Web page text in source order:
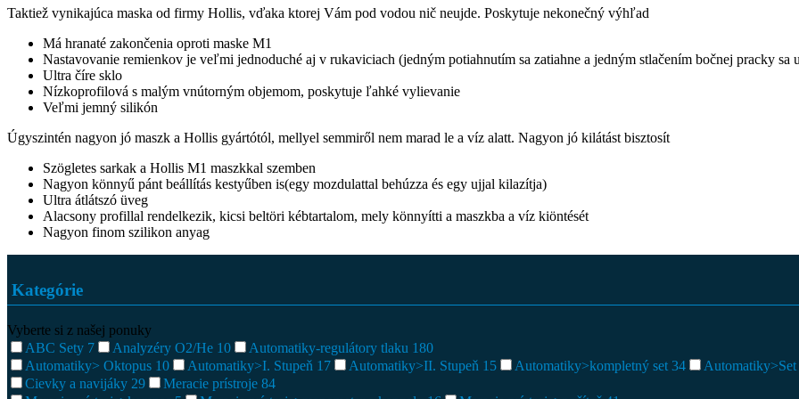
Taktiež vynikajúca maska od firmy Hollis, vďaka ktorej Vám pod vodou nič neujde. Poskytuje nekonečný výhľad
Má hranaté zakončenia oproti maske M1
Nastavovanie remienkov je veľmi jednoduché aj v rukaviciach (jedným potiahnutím sa zatiahne a jedným stlačením bočnej pracky sa
Ultra číre sklo
Nízkoprofilová s malým vnútorným objemom, poskytuje ľahké vylievanie
Veľmi jemný silikón
Úgyszintén nagyon jó maszk a Hollis gyártótól, mellyel semmiről nem marad le a víz alatt. Nagyon jó kilátást bisztosít
Szögletes sarkak a Hollis M1 maszkkal szemben
Nagyon könnyű pánt beállítás kestyűben is(egy mozdulattal behúzza és egy ujjal kilazítja)
Ultra átlátszó üveg
Alacsony profillal rendelkezik, kicsi beltöri kébtartalom, mely könnyítti a maszkba a víz kiöntését
Nagyon finom szilikon anyag
Kategórie
Vyberte si z našej ponuky
ABC Sety 7 Analyzéry O2/He 10 Automatiky-regulátory tlaku 180
Automatiky> Oktopus 10 Automatiky>I. Stupeň 17 Automatiky>II. Stupeň 15 Automatiky>kompletný set 34
Cievky a navijáky 29 Meracie prístroje 84